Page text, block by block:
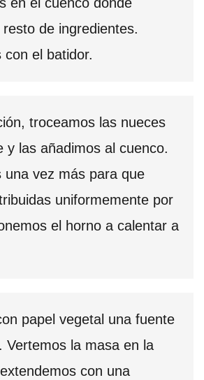
de ingredientes.
con el batidor.
troceamos las nueces
y las añadimos al cuenco.
una vez más para que
uniformemente por
el horno a calentar a
papel vegetal una fuente
Vertemos la masa en la
con una